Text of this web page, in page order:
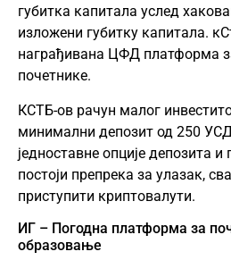
губитка капитала услед
изложени губитку капитала.
награђивана ЦФД платформа
почетнике.
КСТБ-ов рачун малог
минимални депозит од 250
једноставне опције депозита
постоји препрека за улазак,
приступити криптовалути.
ИГ – Погодна платформа за
образовање